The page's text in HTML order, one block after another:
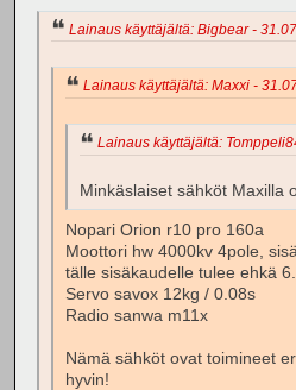
Lainaus käyttäjältä: Bigbear -
Lainaus käyttäjältä: Maxxi -
Lainaus käyttäjältä:
Minkäslaiset sähköt Maxilla
Nopari Orion r10 pro 160a
Moottori hw 4000kv 4pole,
tälle sisäkaudelle tulee ehkä
Servo savox 12kg / 0.08s
Radio sanwa m11x
Nämä sähköt ovat toimineet
hyvin!